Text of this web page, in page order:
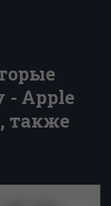
- Apple
также